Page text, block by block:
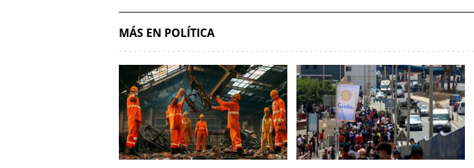
MÁS EN POLÍTICA